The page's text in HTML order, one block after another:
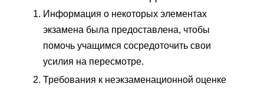
Информация о некоторых элементах
экзамена была предоставлена, чтобы
помочь учащимся сосредоточить свои
усилия на пересмотре.
Требования к неэкзаменационной оценке